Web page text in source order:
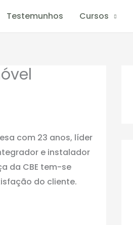
Testemunhos Cursos
com 23 anos, líder
e instalador
da CBE tem-se
do cliente.